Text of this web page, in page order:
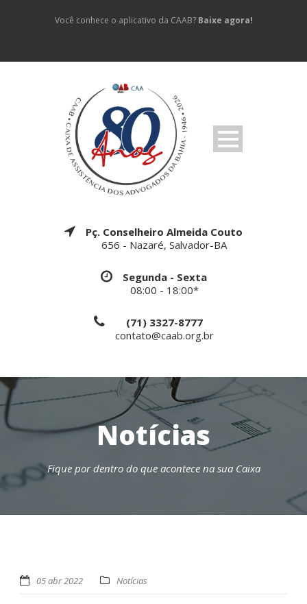
Você conhece o aplicativo da CAAB? Baixe agora!
Pç. Conselheiro Almeida Couto
656 - Nazaré, Salvador-BA
Segunda - Sexta
08:00 - 18:00*
(71) 3327-8777
contato@caab.org.br
Notícias
Fique por dentro do que acontece na sua Caixa
05 abr 2022 Notícias